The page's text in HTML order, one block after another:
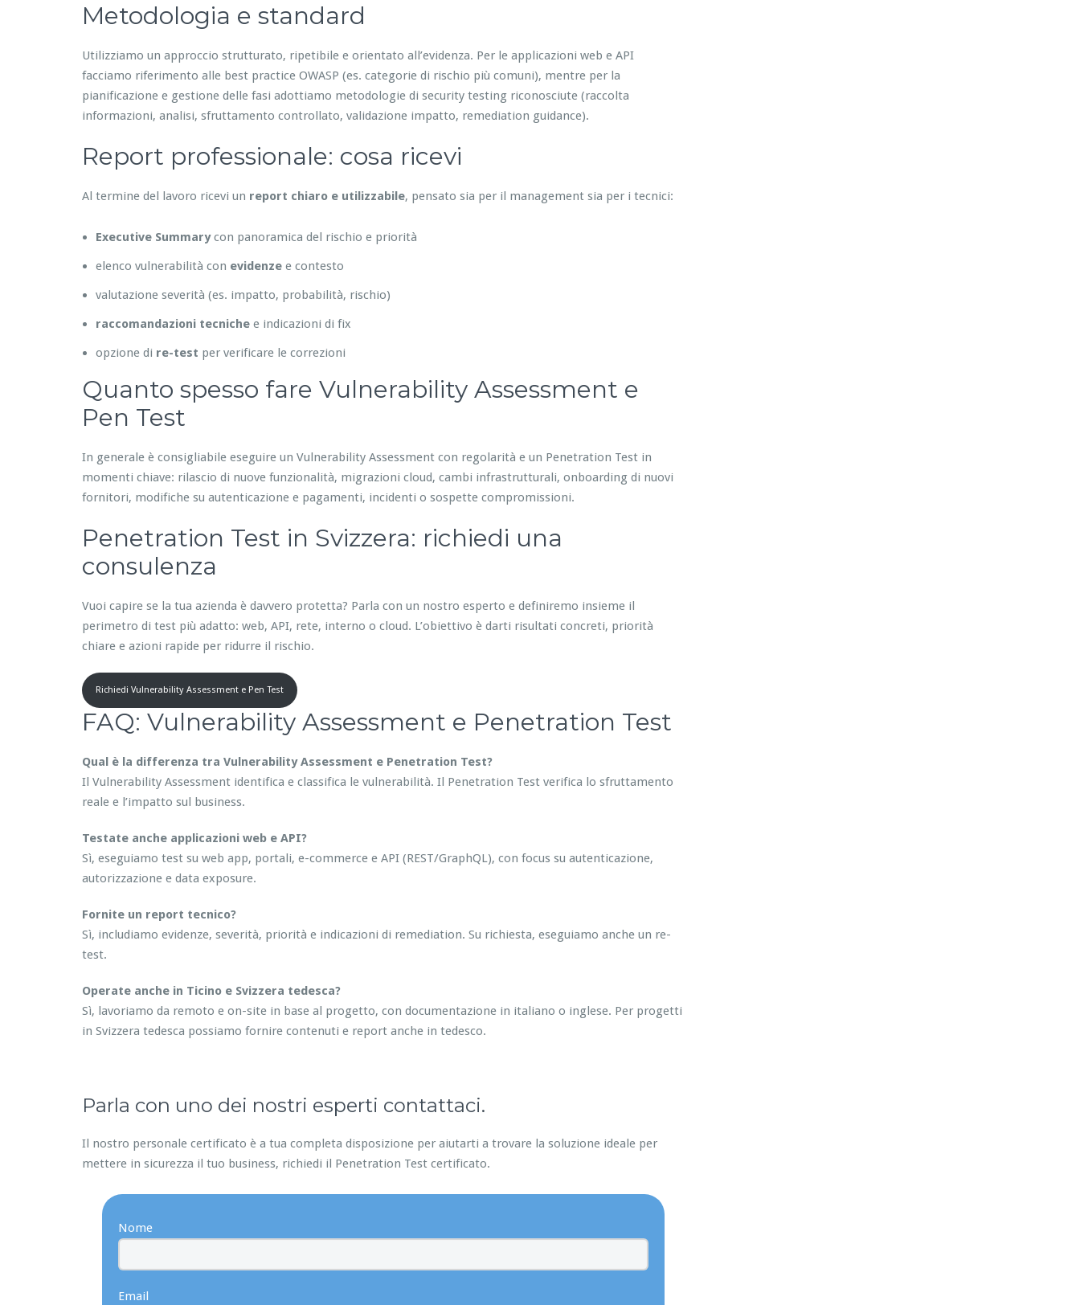
Metodologia e standard
Utilizziamo un approccio strutturato, ripetibile e orientato all’evidenza. Per le applicazioni web e API
facciamo riferimento alle best practice OWASP (es. categorie di rischio più comuni), mentre per la
pianificazione e gestione delle fasi adottiamo metodologie di security testing riconosciute (raccolta
informazioni, analisi, sfruttamento controllato, validazione impatto, remediation guidance).
Report professionale: cosa ricevi
Al termine del lavoro ricevi un report chiaro e utilizzabile, pensato sia per il management sia per i tecnici:
Executive Summarycon panoramica del rischio e priorità
elenco vulnerabilità con evidenze e contesto
valutazione severità (es. impatto, probabilità, rischio)
raccomandazioni tecniche e indicazioni di fix
opzione di re-test per verificare le correzioni
Quanto spesso fare Vulnerability Assessment e
Pen Test
In generale è consigliabile eseguire un Vulnerability Assessment con regolarità e un Penetration Test in
momenti chiave: rilascio di nuove funzionalità, migrazioni cloud, cambi infrastrutturali, onboarding di nuovi
fornitori, modifiche su autenticazione e pagamenti, incidenti o sospette compromissioni.
Penetration Test in Svizzera: richiedi una
consulenza
Vuoi capire se la tua azienda è davvero protetta? Parla con un nostro esperto e definiremo insieme il
perimetro di test più adatto: web, API, rete, interno o cloud. L’obiettivo è darti risultati concreti, priorità
chiare e azioni rapide per ridurre il rischio.
Richiedi Vulnerability Assessment e Pen Test
FAQ: Vulnerability Assessment e Penetration Test
Qual è la differenza tra Vulnerability Assessment e Penetration Test?
Il Vulnerability Assessment identifica e classifica le vulnerabilità. Il Penetration Test verifica lo sfruttamento
reale e l’impatto sul business.
Testate anche applicazioni web e API?
Sì, eseguiamo test su web app, portali, e-commerce e API (REST/GraphQL), con focus su autenticazione,
autorizzazione e data exposure.
Fornite un report tecnico?
Sì, includiamo evidenze, severità, priorità e indicazioni di remediation. Su richiesta, eseguiamo anche un re-
test.
Operate anche in Ticino e Svizzera tedesca?
Sì, lavoriamo da remoto e on-site in base al progetto, con documentazione in italiano o inglese. Per progetti
in Svizzera tedesca possiamo fornire contenuti e report anche in tedesco.
Parla con uno dei nostri esperti contattaci.
Il nostro personale certificato è a tua completa disposizione per aiutarti a trovare la soluzione ideale per
mettere in sicurezza il tuo business, richiedi il Penetration Test certificato.
Nome
Email